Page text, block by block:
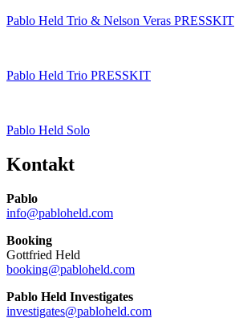
Pablo Held Trio & Nelson Veras PRESSKIT
Pablo Held Trio PRESSKIT
Pablo Held Solo
Kontakt
Pablo
info@pabloheld.com
Booking
Gottfried Held
booking@pabloheld.com
Pablo Held Investigates
investigates@pabloheld.com